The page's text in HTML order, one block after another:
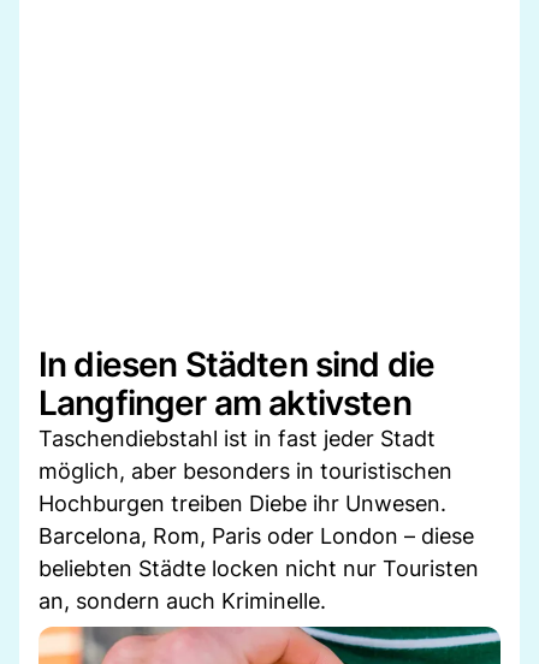
In diesen Städten sind die
Langfinger am aktivsten
Taschendiebstahl ist in fast jeder Stadt
möglich, aber besonders in touristischen
Hochburgen treiben Diebe ihr Unwesen.
Barcelona, Rom, Paris oder London – diese
beliebten Städte locken nicht nur Touristen
an, sondern auch Kriminelle.